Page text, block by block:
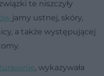
te niszczyły
jamy ustnej, skóry,
a także występującej
, wykazywała